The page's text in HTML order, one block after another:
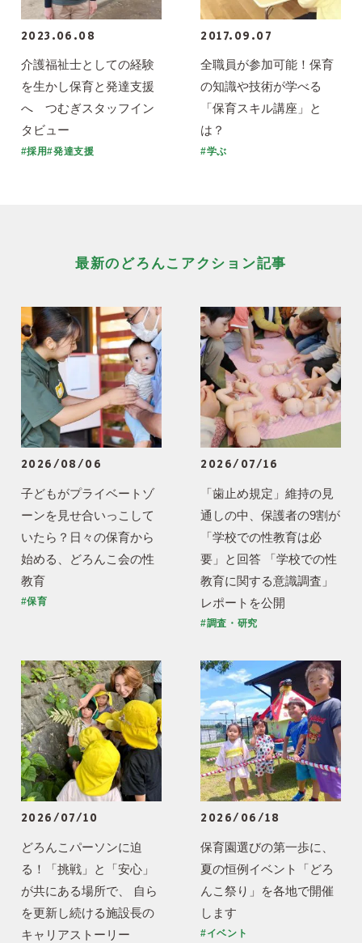
2023.06.08
介護福祉士としての経験
を生かし保育と発達支援
へ つむぎスタッフイン
タビュー
#採用#発達支援
2017.09.07
全職員が参加可能！保育
の知識や技術が学べる
「保育スキル講座」と
は？
#学ぶ
最新のどろんこアクション記事
2026/08/06
子どもがプライベートゾ
ーンを見せ合いっこして
いたら？日々の保育から
始める、どろんこ会の性
教育
#保育
2026/07/16
「歯止め規定」維持の見
通しの中、保護者の9割が
「学校での性教育は必
要」と回答 「学校での性
教育に関する意識調査」
レポートを公開
#調査・研究
2026/07/10
どろんこパーソンに迫
る！「挑戦」と「安心」
が共にある場所で、 自ら
を更新し続ける施設長の
キャリアストーリー
2026/06/18
保育園選びの第一歩に、
夏の恒例イベント「どろ
んこ祭り」を各地で開催
します
#イベント